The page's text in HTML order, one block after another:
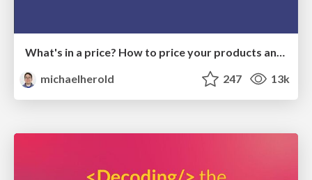
What's in a price? How to price your products and services
michaelherold
247 13k